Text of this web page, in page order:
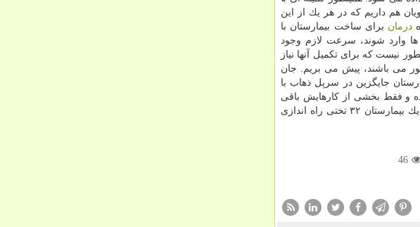
هم داریم كه در هر یك از این
درمان برای ساخت بیمارستان با
ها وارد شوند، سرعت لازم وجود
كه برای تكمیل آنها نیاز
می باشند، پیش می بریم. جان
جایگزین در سرپل ذهاب با
و فقط بخشی از كارهایش باقی
مانده است كه فكر می كنم در دو تا سه ماه آینده بتوانیم آن را كامل نماییم. در ثلاث باباجانی هم تا آخر سال یك بیمارستان ۳۲ تختی راه اندازی
46